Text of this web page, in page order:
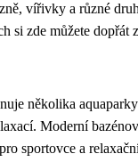
vířivky a různé
si zde můžete dopřát
několika
Moderní
sportovce a